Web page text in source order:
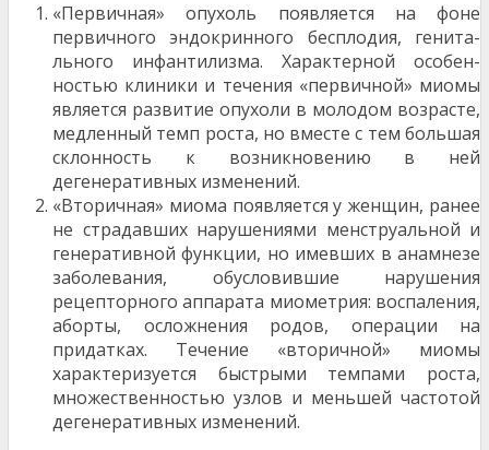
«Первичная» опухоль появляется на фоне
первичного эндокринного бесплодия, генита­
льного инфантилизма. Характерной особен­
ностью клиники и течения «первичной» мио­мы
является развитие опухоли в молодом во­зрасте,
медленный темп роста, но вместе с тем большая
склонность к возникновению в ней
дегенеративных изменений.
«Вторичная» миома появляется у женщин, ранее
не страдавших нарушениями менстру­альной и
генеративной функции, но имевших в анамнезе
заболевания, обусловившие на­рушения
рецепторного аппарата миометрия: воспаления,
аборты, осложнения родов, опе­рации на
придатках. Течение «вторичной» миомы
характеризуется быстрыми темпами роста,
множественностью узлов и меньшей частотой
дегенеративных изменений.